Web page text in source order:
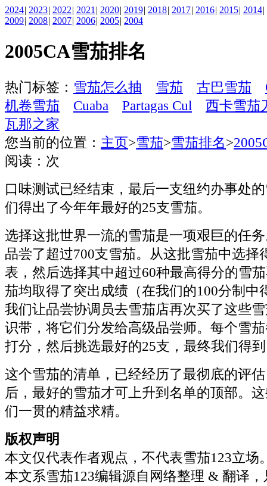
2024| 2023| 2022| 2021 | 2020| 2019| 2018| 2017| 2016| 2015| 2014|
2009| 2008| 2007| 2006| 2005| 2004
2005CA雪茄排名
热门标签： 雪茄怎么抽 雪茄 古巴雪茄
机卷雪茄
Cuaba Partagas Cul
西卡雪茄
瓦那之家
您当前的位置： 主页>雪茄>雪茄排名>
阅读： 次
口味测试已经结束，最后一支纽约办事处
们得出了今年年最好的25支雪茄。
选择这批世界一流的雪茄是一项艰巨的任
品尝了超过700支雪茄。从这批雪茄中选择
表，然后选择其中超过60种最高得分的雪
茄均取得了突出成绩（在我们的100分制中
我们让品尝协调员去雪茄店再次买了这些
识带，将它们分发给高级品尝师。每个雪
打分，然后挑选最好的25支，最终我们得
这个雪茄的清单，已经经历了最彻底的评
后，最好的雪茄才可上升到名单的顶部。
们一贯的精益求精。
版权声明
本文仅代表作者观点，不代表雪茄123立场
本文系雪茄123编辑源自网络整理 & 翻译